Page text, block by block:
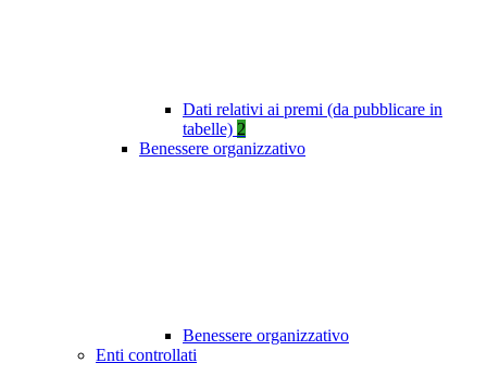
Dati relativi ai premi (da pubblicare in
tabelle) 2
Benessere organizzativo
Benessere organizzativo
Enti controllati